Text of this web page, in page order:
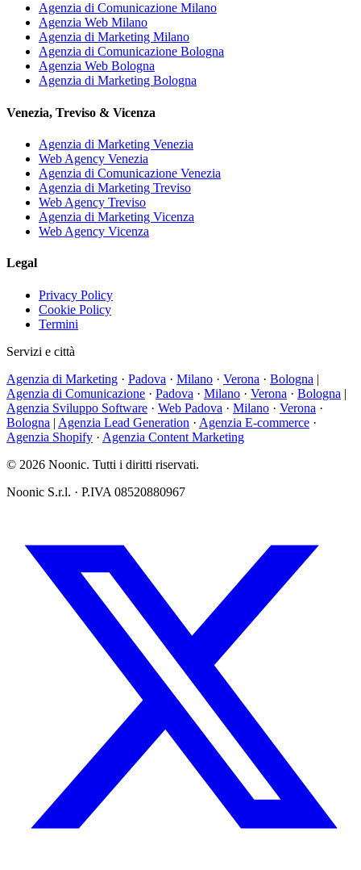
Agenzia di Comunicazione Milano
Agenzia Web Milano
Agenzia di Marketing Milano
Agenzia di Comunicazione Bologna
Agenzia Web Bologna
Agenzia di Marketing Bologna
Venezia, Treviso & Vicenza
Agenzia di Marketing Venezia
Web Agency Venezia
Agenzia di Comunicazione Venezia
Agenzia di Marketing Treviso
Web Agency Treviso
Agenzia di Marketing Vicenza
Web Agency Vicenza
Legal
Privacy Policy
Cookie Policy
Termini
Servizi e città
Agenzia di Marketing · Padova · Milano · Verona · Bologna |
Agenzia di Comunicazione · Padova · Milano · Verona · Bologna |
Agenzia Sviluppo Software · Web Padova · Milano · Verona ·
Bologna | Agenzia Lead Generation · Agenzia E-commerce ·
Agenzia Shopify · Agenzia Content Marketing
© 2026 Noonic. Tutti i diritti riservati.
Noonic S.r.l. · P.IVA 08520880967